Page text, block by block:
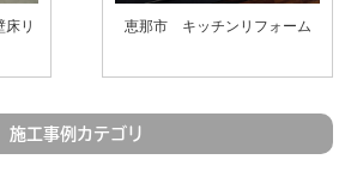
リ
恵那市 キッチンリフォーム
施工事例カテゴリ